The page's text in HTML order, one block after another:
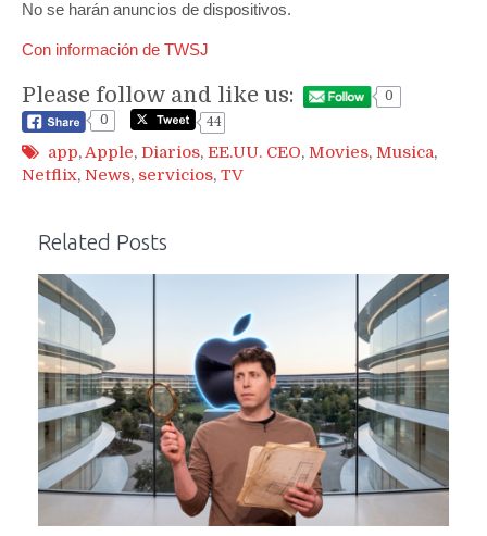
No se harán anuncios de dispositivos.
Con información de TWSJ
Please follow and like us:
0
0
44
app, Apple, Diarios, EE.UU. CEO, Movies, Musica,
Netflix, News, servicios, TV
Related Posts